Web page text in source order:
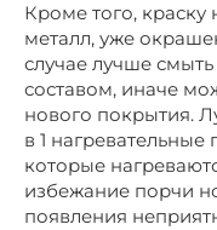
Кроме того, краску
металл, уже
случае лучше
составом, иначе
нового покрытия.
в 1
которые
избежание порчи
появления